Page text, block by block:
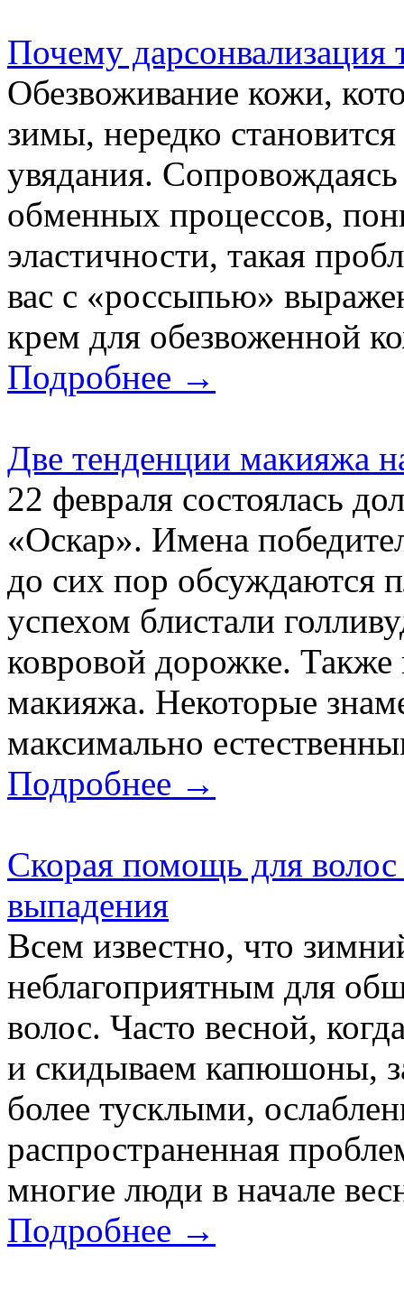
Почему дарсонвализация
Обезвоживание кожи,
зимы, нередко
увядания.
обменных процессов,
эластичности, такая
вас с «россыпью»
крем для обезвоженной
Подробнее →
Две тенденции макияжа
22 февраля состоялась
«Оскар». Имена
до сих пор обсуждаются
успехом блистали
ковровой дорожке.
макияжа. Некоторые
максимально
Подробнее →
Скорая помощь для волос
выпадения
Всем известно, что
неблагоприятным для
волос. Часто весной,
и скидываем капюшоны,
более тусклыми,
распространенная
многие люди в начале
Подробнее →